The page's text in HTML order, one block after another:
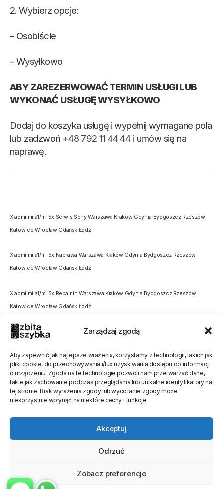
Zarządzaj zgodą
Aby zapewnić jak najlepsze wrażenia, korzystamy z technologii, takich jak
pliki cookie, do przechowywania i/lub uzyskiwania dostępu do informacji
o urządzeniu. Zgoda na te technologie pozwoli nam przetwarzać dane,
takie jak zachowanie podczas przeglądania lub unikalne identyfikatory na
tej stronie. Brak wyrażenia zgody lub wycofanie zgody może
niekorzystnie wpłynąć na niektóre cechy i funkcje.
Akceptuj
Odrzuć
Zobacz preferencje
2. Wybierz opcje:
– Osobiście
– Wysyłkowo
ABY ZAREZERWOWAĆ TERMIN USŁUGI LUB
WYKONAĆ USŁUGĘ WYSYŁKOWO
Dodaj do koszyka usługę i wypełnij wymagane pola
lub zadzwoń +48 792 11 44 44i umów się na
naprawę.
Xiaomi mi a1/mi 5x Serwis Sony Warszawa Kraków Gdynia Bydgoszcz Rzeszów
Katowice Wrocław Gdańsk Łódź
Xiaomi mi a1/mi 5x Naprawa Warszawa Kraków Gdynia Bydgoszcz Rzeszów
Katowice Wrocław Gdańsk Łódź
Xiaomi mi a1/mi 5x Repair in Warszawa Kraków Gdynia Bydgoszcz Rzeszów
Katowice Wrocław Gdańsk Łódź
Oceń stronę
[Ocen:0Średnia: